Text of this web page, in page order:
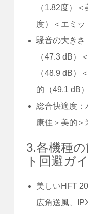
（1.82度）
度）＜エミッ
騒音の大きさ
（47.3 dB）
（48.9 dB）
的（49.1 dB
総合快適度：
康佳＞美的＞
3.各機種
ト回避ガイ
美しいHFT
広角送風、